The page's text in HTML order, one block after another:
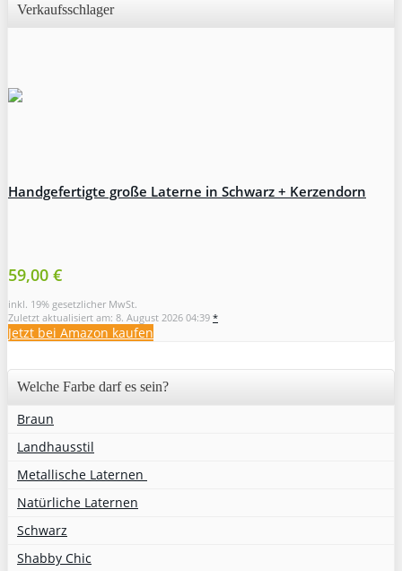
Verkaufsschlager
Handgefertigte große Laterne in Schwarz + Kerzendorn
59,00 €
inkl. 19% gesetzlicher MwSt.
Zuletzt aktualisiert am: 8. August 2026 04:39 *
Jetzt bei Amazon kaufen
Welche Farbe darf es sein?
Braun
Landhausstil
Metallische Laternen
Natürliche Laternen
Schwarz
Shabby Chic